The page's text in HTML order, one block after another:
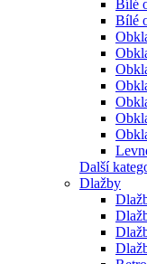
Bílé
Bílé
Další
Dlažby